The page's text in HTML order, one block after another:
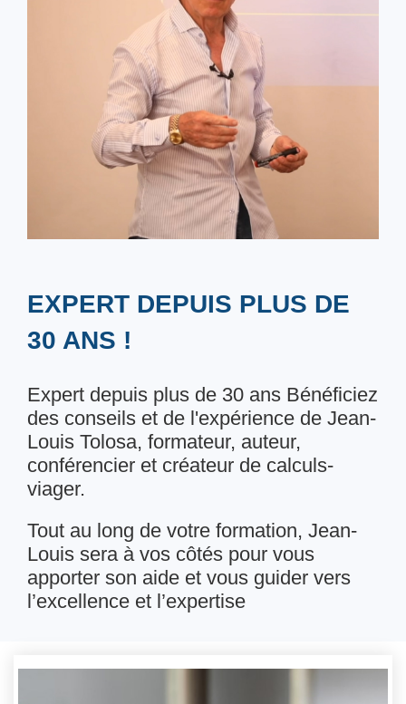
EXPERT DEPUIS PLUS DE
30 ANS !
Expert depuis plus de 30 ans Bénéficiez
des conseils et de l'expérience de Jean-
Louis Tolosa, formateur, auteur,
conférencier et créateur de calculs-
viager.
Tout au long de votre formation, Jean-
Louis sera à vos côtés pour vous
apporter son aide et vous guider vers
l’excellence et l’expertise